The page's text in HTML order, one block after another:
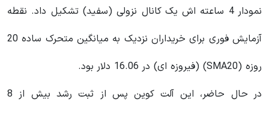
نمودار 4 ساعته اش یک کانال نزولی (سفید) تشکیل داد. نقطه
آزمایش فوری برای خریداران نزدیک به میانگین متحرک ساده 20
روزه (SMA20) (فیروزه ای) در 16.06 دلار بود.
در حال حاضر، این آلت کوین پس از ثبت رشد بیش از 8